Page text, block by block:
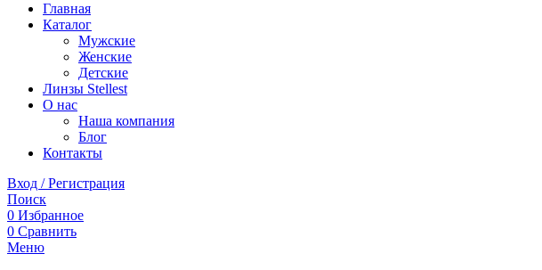
Главная
Каталог
Мужские
Женские
Детские
Линзы Stellest
О нас
Наша компания
Блог
Контакты
Вход / Регистрация
Поиск
0 Избранное
0 Сравнить
Меню